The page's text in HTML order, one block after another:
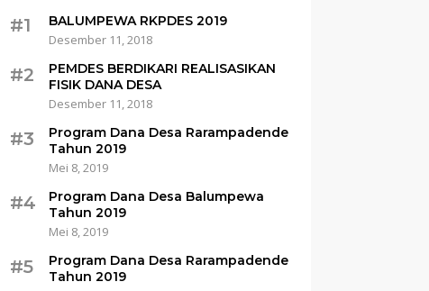
#1
BALUMPEWA RKPDES 2019
Desember 11, 2018
#2
PEMDES BERDIKARI REALISASIKAN
FISIK DANA DESA
Desember 11, 2018
#3
Program Dana Desa Rarampadende
Tahun 2019
Mei 8, 2019
#4
Program Dana Desa Balumpewa
Tahun 2019
Mei 8, 2019
#5
Program Dana Desa Rarampadende
Tahun 2019